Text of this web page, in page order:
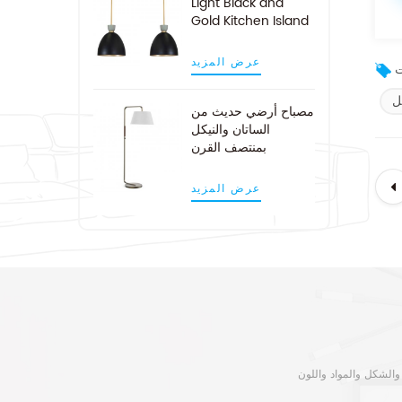
Gold Kitchen Island
عرض المزيد
مصباح أرضي حديث من
الساتان والنيكل
بمنتصف القرن
عرض المزيد
والمواد واللون